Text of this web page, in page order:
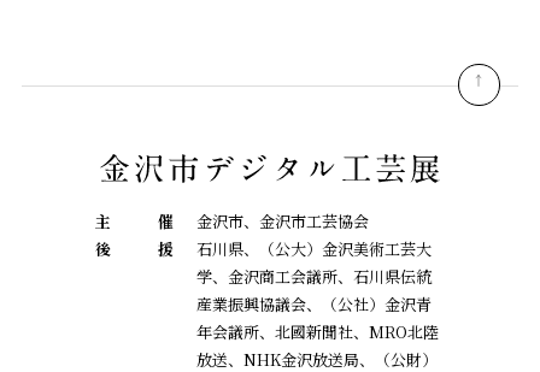
主 催
金沢市、金沢市工芸協会
後
援
石川県、（公大）金沢美術工芸大
学、金沢商工会議所、石川県伝統
産業振興協議会、
（公社）金沢青
年会議所、北國新聞社、MRO北陸
放送、NHK金沢放送局、（公財）